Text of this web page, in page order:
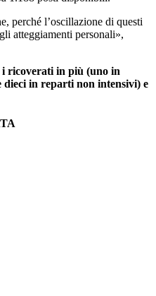
perché l’oscillazione di questi
atteggiamenti personali»,
i ricoverati in più (uno in
dieci in reparti non intensivi) e